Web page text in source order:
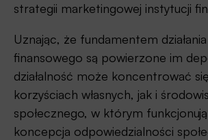
strategii marketingowej instytucji
Uznając, że fundamentem
finansowego są powierzone im
działalność może koncentrować
korzyściach własnych, jak i
społecznego, w którym
koncepcja odpowiedzialności